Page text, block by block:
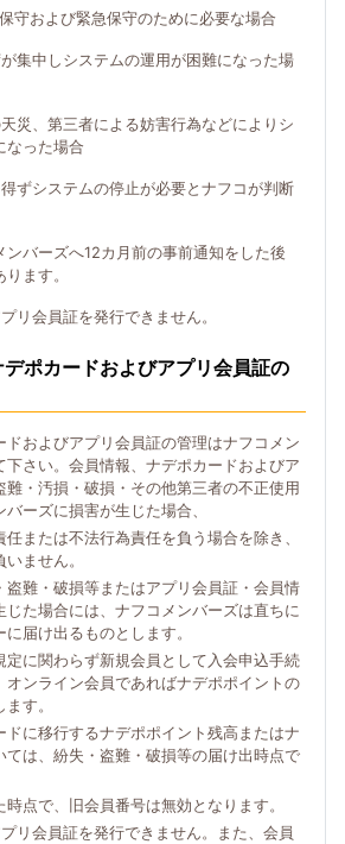
守および緊急保守のために必要な場合
が集中しシステムの運用が困難になった場
天災、第三者による妨害行為などによりシ
なった場合
得ずシステムの停止が必要とナフコが判断
ンバーズへ12カ月前の事前通知をした後
ます。
リ会員証を発行できません。
ポカードおよびアプリ会員証の
ドおよびアプリ会員証の管理はナフコメン
下さい。会員情報、ナデポカードおよびア
難・汚損・破損・その他第三者の不正使用
ーズに損害が生じた場合、
または不法行為責任を負う場合を除き、
ません。
盗難・破損等またはアプリ会員証・会員情
じた場合には、ナフコメンバーズは直ちに
届け出るものとします。
定に関わらず新規会員として入会申込手続
オンライン会員であればナデポポイントの
す。
ドに移行するナデポポイント残高またはナ
ては、紛失・盗難・破損等の届け出時点で
点で、旧会員番号は無効となります。
リ会員証を発行できません。また、会員